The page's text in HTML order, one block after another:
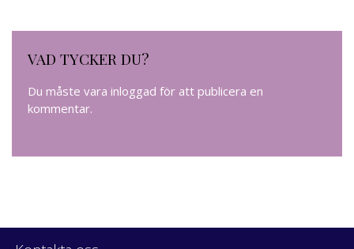
VAD TYCKER DU?
Du måste vara inloggad för att publicera en
kommentar.